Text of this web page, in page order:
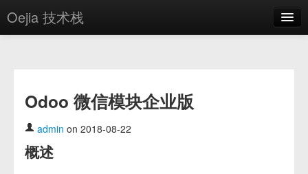
Oejia 技术栈
方案
OE学院
分享
Odoo 微信模块企业版
admin on 2018-08-22
概述